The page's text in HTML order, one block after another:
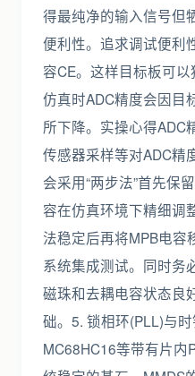
得最纯净的输入信号但
便利性。追求调试便利
容CE。这样目标板可
仿真时ADC精度会因目
所下降。实操心得ADC
传感器采样等对ADC精
会采用“两步法”首先保
容在仿真环境下精细调
法稳定后再将MPB电容
系统集成测试。同时务
磁珠和去耦电容状态良
础。5. 锁相环(PLL)与
MC68HC16等带有片内